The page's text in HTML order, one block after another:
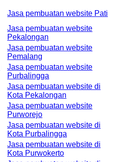
Jasa pembuatan website Pati
Jasa pembuatan website
Pekalongan
Jasa pembuatan website
Pemalang
Jasa pembuatan website
Purbalingga
Jasa pembuatan website di
Kota Pekalongan
Jasa pembuatan website
Purworejo
Jasa pembuatan website di
Kota Purbalingga
Jasa pembuatan website di
Kota Purwokerto